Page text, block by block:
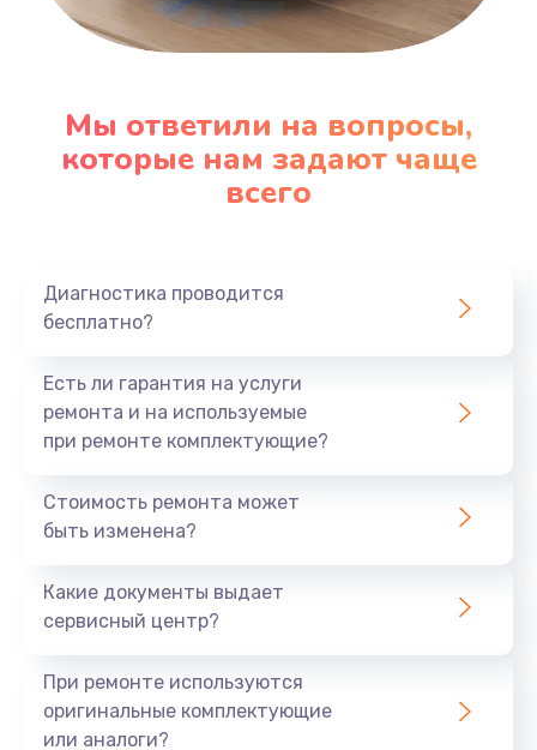
Мы ответили на вопросы,
которые нам задают чаще
всего
Диагностика проводится
бесплатно?
Есть ли гарантия на услуги
ремонта и на используемые
при ремонте комплектующие?
Стоимость ремонта может
быть изменена?
Какие документы выдает
сервисный центр?
При ремонте используются
оригинальные комплектующие
или аналоги?